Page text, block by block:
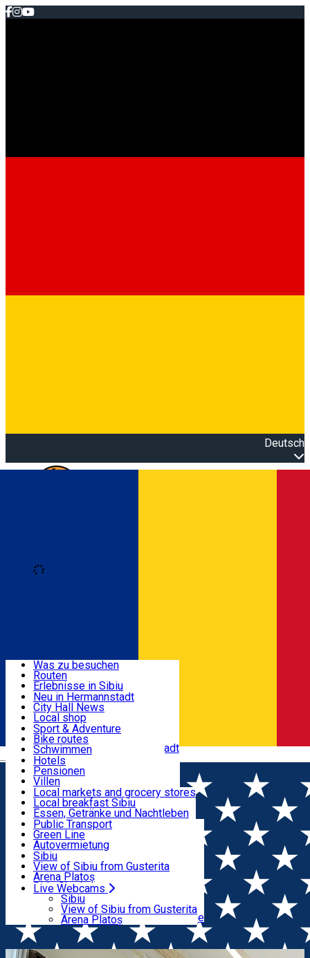
Deutsch
Română
Nützliche informationen
Aktivitäten & Abenteuer
Unterkunft
Essen, Getränke & Nachtleben
Transport & Parken
Live Webcams
Was zu besuchen
Routen
Erlebnisse in Sibiu
Podcast
Kultur
Museen
Kirchen
Parks, Zoo
Im Umkreis von Hermannstadt
Neu in Hermannstadt
City Hall News
Local shop
Sibiu Handwerker
Sibiul Verde
Public services
Bildung
Wie komme ich nach Sibiu?
Touristeninfo
Reiseführer
Guided tours
Local publication
Schönheitssalon
Sport & Adventure
Bike routes
Schwimmen
Reiten
Fitnessstudio
Loc de joacă indoor
Loc de joacă outdoor
Ski
Eislaufen
Yoga
Hotels
Pensionen
Villen
Hostels
Motels
Camping
Zimmer zu vermieten
Wohnungen
Unterkunft außerhalb von Sibiu
Local markets and grocery stores
Local breakfast Sibiu
Essen, Getränke und Nachtleben
Pizza
Fast Food
Kaffeestube
Konditorei
Pub, Bar
Nachtclubs
Bäckerei
Public Transport
Green Line
Autovermietung
Fahrad verleih
Scooter rentals
Taxi
Ride Sharing
Park-Tickets
Parkplätze
Ladestationen für Elektrofahrzeuge
Sibiu
View of Sibiu from Gusterita
Arena Platoș
Live Webcams
Sibiu
View of Sibiu from Gusterita
Arena Platoș
Home
Informationszentrum
Touristeninformationszentrum - Sibiu, das historische
Zentrum